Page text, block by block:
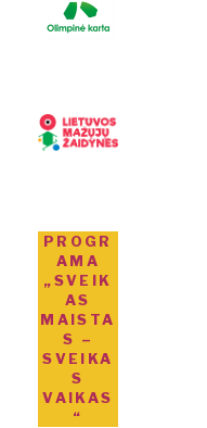
PROGR
AMA
„SVEIK
AS
MAISTA
S –
SVEIKA
S
VAIKAS
“